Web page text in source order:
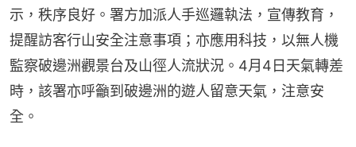
示，秩序良好。署方加派人手巡邏執法，宣傳教育，
提醒訪客行山安全注意事項；亦應用科技，以無人機
監察破邊洲觀景台及山徑人流狀況。4月4日天氣轉差
時，該署亦呼籲到破邊洲的遊人留意天氣，注意安
全。